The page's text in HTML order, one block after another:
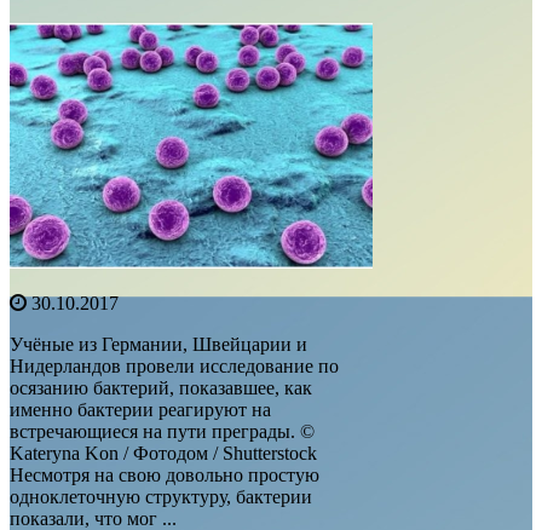
30.10.2017
Учёные из Германии, Швейцарии и
Нидерландов провели исследование по
осязанию бактерий, показавшее, как
именно бактерии реагируют на
встречающиеся на пути преграды. ©
Kateryna Kon / Фотодом / Shutterstock
Несмотря на свою довольно простую
одноклеточную структуру, бактерии
показали, что мог ...